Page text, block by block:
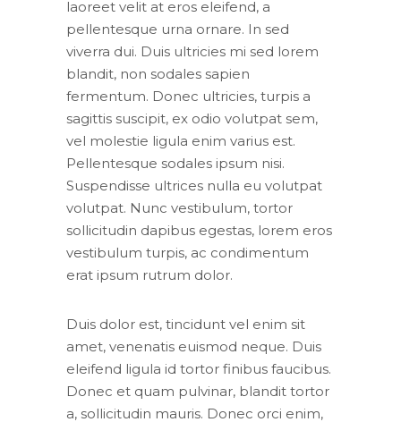
laoreet velit at eros eleifend, a
pellentesque urna ornare. In sed
viverra dui. Duis ultricies mi sed lorem
blandit, non sodales sapien
fermentum. Donec ultricies, turpis a
sagittis suscipit, ex odio volutpat sem,
vel molestie ligula enim varius est.
Pellentesque sodales ipsum nisi.
Suspendisse ultrices nulla eu volutpat
volutpat. Nunc vestibulum, tortor
sollicitudin dapibus egestas, lorem eros
vestibulum turpis, ac condimentum
erat ipsum rutrum dolor.
Duis dolor est, tincidunt vel enim sit
amet, venenatis euismod neque. Duis
eleifend ligula id tortor finibus faucibus.
Donec et quam pulvinar, blandit tortor
a, sollicitudin mauris. Donec orci enim,